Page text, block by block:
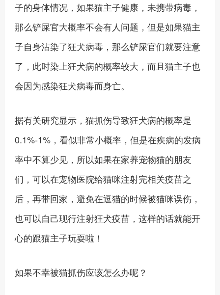
子的身体情况，如果猫主子健康，未携带病毒，
那么铲屎官大概率不会有人问题，但是如果猫主
子自身沾染了狂犬病毒，那么铲屎官们就要注意
了，此时染上狂犬病的概率较大，而且猫主子也
会因为感染狂犬病毒而身亡。
据有关研究显示，猫抓伤导致狂犬病的概率是
0.1%-1%，看似非常小概率，但是在疾病的发病
率中不算少见，所以如果在家养宠物猫的朋友
们，可以在宠物医院给猫咪注射完相关疫苗之
后，再带回家，避免在逗猫的时候被猫咪误伤，
也可以自己现行注射狂犬疫苗，这样的话就能开
心的跟猫主子玩耍啦！
如果不幸被猫抓伤应该怎么办呢？